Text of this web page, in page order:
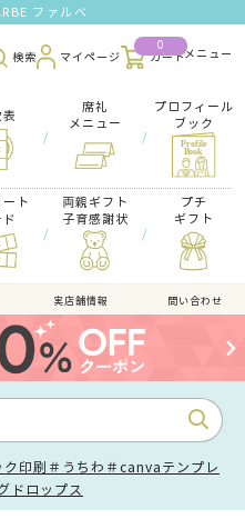
ファルベ
検索 マイページ
0
カート
/
席礼
メニュー
/
プロフィール
ブック
ト
/
両親ギフト
子育感謝状
/
プチ
ギフト
実店舗情報 問い合わせ
ク印刷 ＃うちわ ＃canvaテンプレ
ドロップス